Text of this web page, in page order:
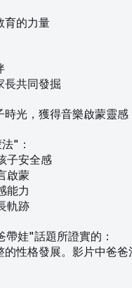
育的力量
長共同發掘
時光，獲得音樂啟蒙靈
"：
子安全感
啟蒙
能力
軌跡
娃"話題所證實的：
性格發展。影片中爸